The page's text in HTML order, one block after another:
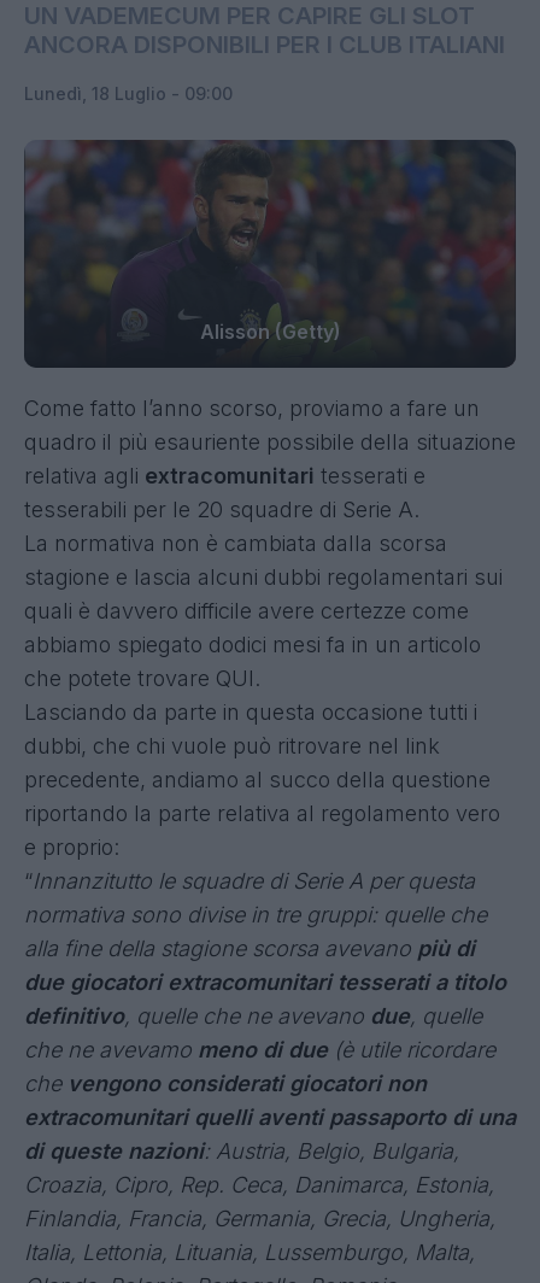
UN VADEMECUM PER CAPIRE GLI SLOT
ANCORA DISPONIBILI PER I CLUB ITALIANI
Lunedì, 18 Luglio - 09:00
Alisson (Getty)
Come fatto l’anno scorso, proviamo a fare un
quadro il più esauriente possibile della situazione
relativa agli extracomunitari tesserati e
tesserabili per le 20 squadre di Serie A.
La normativa non è cambiata dalla scorsa
stagione e lascia alcuni dubbi regolamentari sui
quali è davvero difficile avere certezze come
abbiamo spiegato dodici mesi fa in un articolo
che potete trovare QUI.
Lasciando da parte in questa occasione tutti i
dubbi, che chi vuole può ritrovare nel link
precedente, andiamo al succo della questione
riportando la parte relativa al regolamento vero
e proprio:
“Innanzitutto le squadre di Serie A per questa
normativa sono divise in tre gruppi: quelle che
alla fine della stagione scorsa avevano più di
due giocatori extracomunitari tesserati a titolo
definitivo, quelle che ne avevano due, quelle
che ne avevamo meno di due (è utile ricordare
che vengono considerati giocatori non
extracomunitari quelli aventi passaporto di una
di queste nazioni: Austria, Belgio, Bulgaria,
Croazia, Cipro, Rep. Ceca, Danimarca, Estonia,
Finlandia, Francia, Germania, Grecia, Ungheria,
Italia, Lettonia, Lituania, Lussemburgo, Malta,